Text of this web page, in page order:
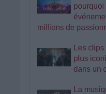
pourquoi
millions de
Les
plus
dans un
La